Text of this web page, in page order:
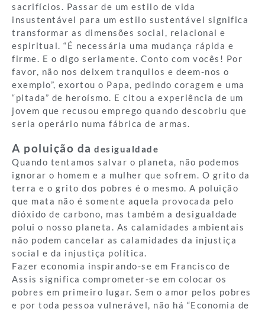
sacrifícios. Passar de um estilo de vida
insustentável para um estilo sustentável significa
transformar as dimensões social, relacional e
espiritual. “É necessária uma mudança rápida e
firme. E o digo seriamente. Conto com vocês! Por
favor, não nos deixem tranquilos e deem-nos o
exemplo”, exortou o Papa, pedindo coragem e uma
“pitada” de heroísmo. E citou a experiência de um
jovem que recusou emprego quando descobriu que
seria operário numa fábrica de armas.
A poluição da desigualdade
Quando tentamos salvar o planeta, não podemos
ignorar o homem e a mulher que sofrem. O grito da
terra e o grito dos pobres é o mesmo. A poluição
que mata não é somente aquela provocada pelo
dióxido de carbono, mas também a desigualdade
polui o nosso planeta. As calamidades ambientais
não podem cancelar as calamidades da injustiça
social e da injustiça política.
Fazer economia inspirando-se em Francisco de
Assis significa comprometer-se em colocar os
pobres em primeiro lugar. Sem o amor pelos pobres
e por toda pessoa vulnerável, não há “Economia de